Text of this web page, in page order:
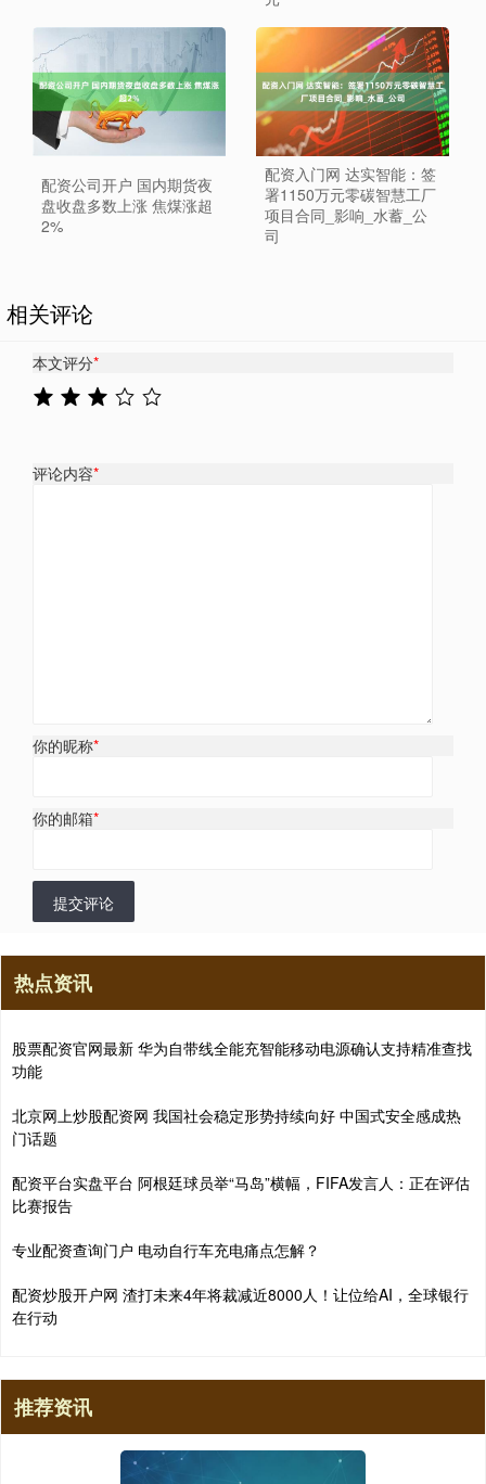
配资公司开户 国内期货夜
盘收盘多数上涨 焦煤涨超
2%
配资入门网 达实智能：签
署1150万元零碳智慧工厂
项目合同_影响_水蓄_公
司
相关评论
本文评分*
评论内容*
你的昵称*
你的邮箱*
提交评论
热点资讯
股票配资官网最新 华为自带线全能充智能移动电源确认支持精准查找
功能
北京网上炒股配资网 我国社会稳定形势持续向好 中国式安全感成热
门话题
配资平台实盘平台 阿根廷球员举“马岛”横幅，FIFA发言人：正在评估
比赛报告
专业配资查询门户 电动自行车充电痛点怎解？
配资炒股开户网 渣打未来4年将裁减近8000人！让位给AI，全球银行
在行动
推荐资讯